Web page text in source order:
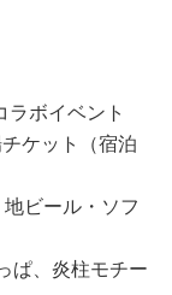
ラボイベント
ケット（宿泊
ビール・ソフ
ぱ、炎柱モチー